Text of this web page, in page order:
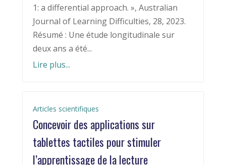
1: a differential approach. », Australian
Journal of Learning Difficulties, 28, 2023.
Résumé : Une étude longitudinale sur
deux ans a été...
Lire plus...
Articles scientifiques
Concevoir des applications sur
tablettes tactiles pour stimuler
l’apprentissage de la lecture